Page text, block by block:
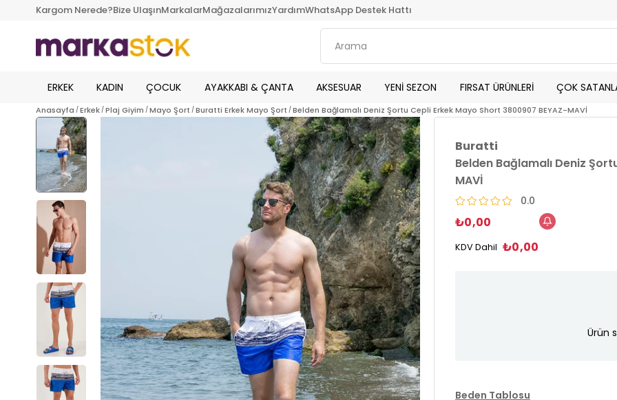
Kargom Nerede?Bize UlaşınMarkalarMağazalarımızYardımWhatsApp Destek Hattı
ERKEK KADIN ÇOCUK AYAKKABI & ÇANTA AKSESUAR YENİ SEZON FIRSAT ÜRÜNLERİ ÇOK
Anasayfa Erkek Plaj Giyim Mayo Şort Buratti Erkek Mayo Şort Belden Bağlamalı Deniz Şortu Cepli Erkek Mayo Short 3800907 BEYAZ-MAVİ
Buratti
Belden Bağlamalı Deniz
MAVİ
0.0
₺0,00
KDV Dahil ₺0,00
Ürün
Beden Tablosu